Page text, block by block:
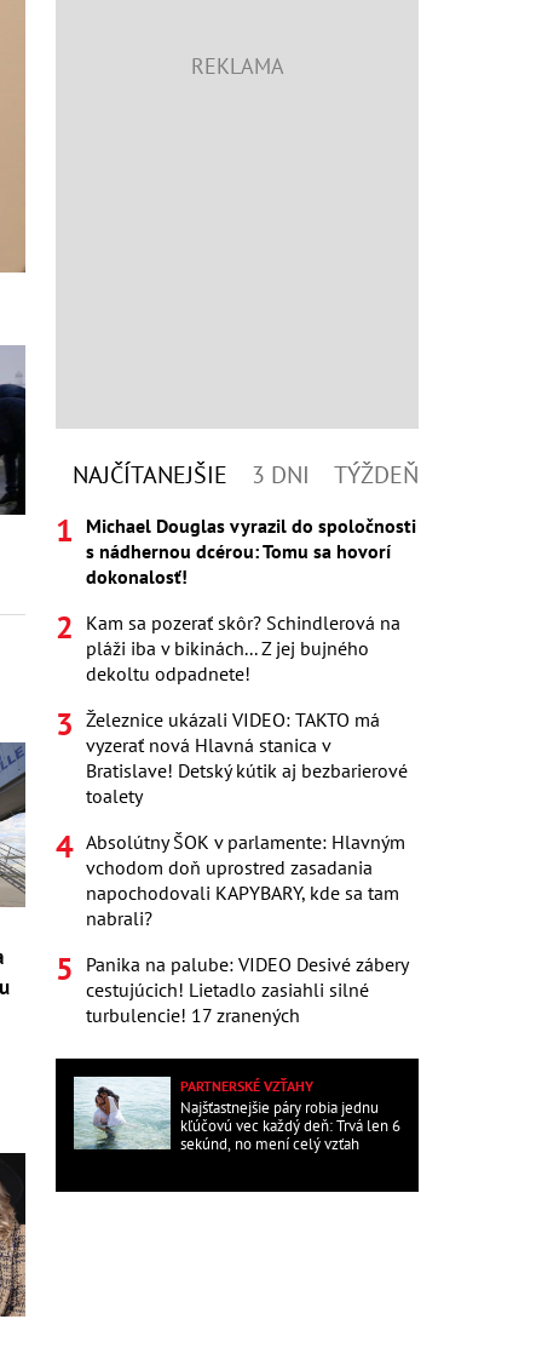
NAJČÍTANEJŠIE 3 DNI TÝŽDEŇ
Michael Douglas vyrazil do spoločnosti
s nádhernou dcérou: Tomu sa hovorí
dokonalosť!
Kam sa pozerať skôr? Schindlerová na
pláži iba v bikinách... Z jej bujného
dekoltu odpadnete!
Železnice ukázali VIDEO: TAKTO má
vyzerať nová Hlavná stanica v
Bratislave! Detský kútik aj bezbarierové
toalety
Absolútny ŠOK v parlamente: Hlavným
vchodom doň uprostred zasadania
napochodovali KAPYBARY, kde sa tam
nabrali?
Panika na palube: VIDEO Desivé zábery
cestujúcich! Lietadlo zasiahli silné
turbulencie! 17 zranených
PARTNERSKÉ VZŤAHY
Najšťastnejšie páry robia jednu
kľúčovú vec každý deň: Trvá len 6
sekúnd, no mení celý vzťah